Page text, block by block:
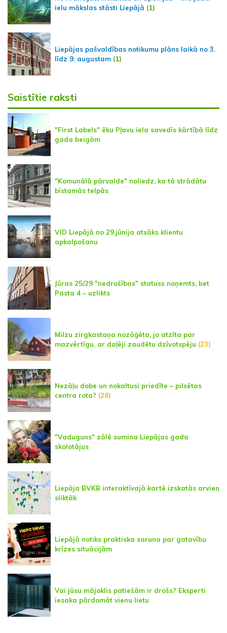
ielu mākslas stāsti Liepājā (1)
Liepājas pašvaldības notikumu plāns laikā no 3.
līdz 9. augustam (1)
Saistītie raksti
"First Labels" ēku Pļavu iela savedīs kārtībā līdz
gada beigām
"Komunālā pārvalde" noliedz, ka tā strādātu
bīstamās telpās
VID Liepājā no 29.jūnija atsāks klientu
apkalpošanu
Jūras 25/29 "nedrošības" statuss noņemts, bet
Pasta 4 – uzlikts
Milzu zirgkastaņa nozāģēta, jo atzīta par
mazvērtīgu, ar daļēji zaudētu dzīvotspēju (23)
Nezāļu dobe un nokaltusi priedīte – pilsētas
centra rota? (28)
"Vaduguns" zālē sumina Liepājas gada
skolotājus
Liepāja BVKB interaktīvajā kartē izskatās arvien
sliktāk
Liepājā notiks praktiska saruna par gatavību
krīzes situācijām
Vai jūsu mājoklis patiešām ir drošs? Eksperti
iesaka pārdomāt vienu lietu